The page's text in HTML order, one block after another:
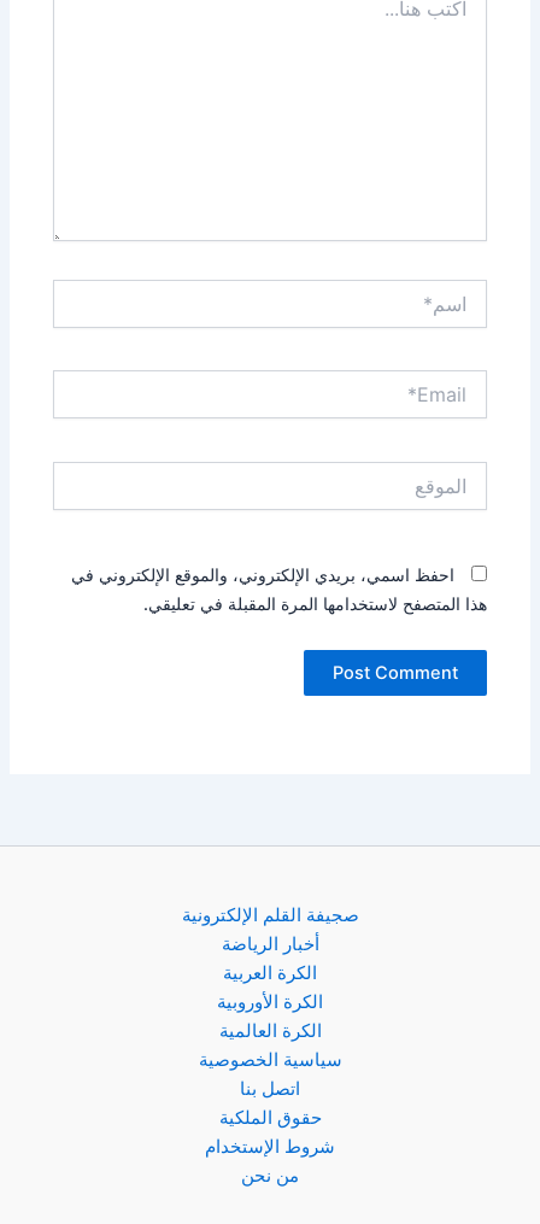
هنا...
احفظ اسمي، بريدي الإلكتروني، والموقع الإلكتروني في
هذا المتصفح لاستخدامها المرة المقبلة في تعليقي.
صجيفة القلم الإلكترونية
أخبار الرياضة
الكرة العربية
الكرة الأوروبية
الكرة العالمية
سياسية الخصوصية
اتصل بنا
حقوق الملكية
شروط الإستخدام
من نحن